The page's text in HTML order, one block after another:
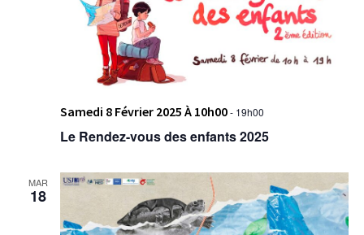
Samedi 8 Février 2025 À 10h00- 19h00
Le Rendez-vous des enfants 2025
MAR
18